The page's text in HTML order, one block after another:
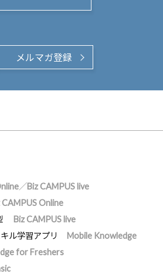
メルマガ登録
／Biz CAMPUS live
CAMPUS Online
Biz CAMPUS live
ル学習アプリ
Mobile Knowledge
for Freshers